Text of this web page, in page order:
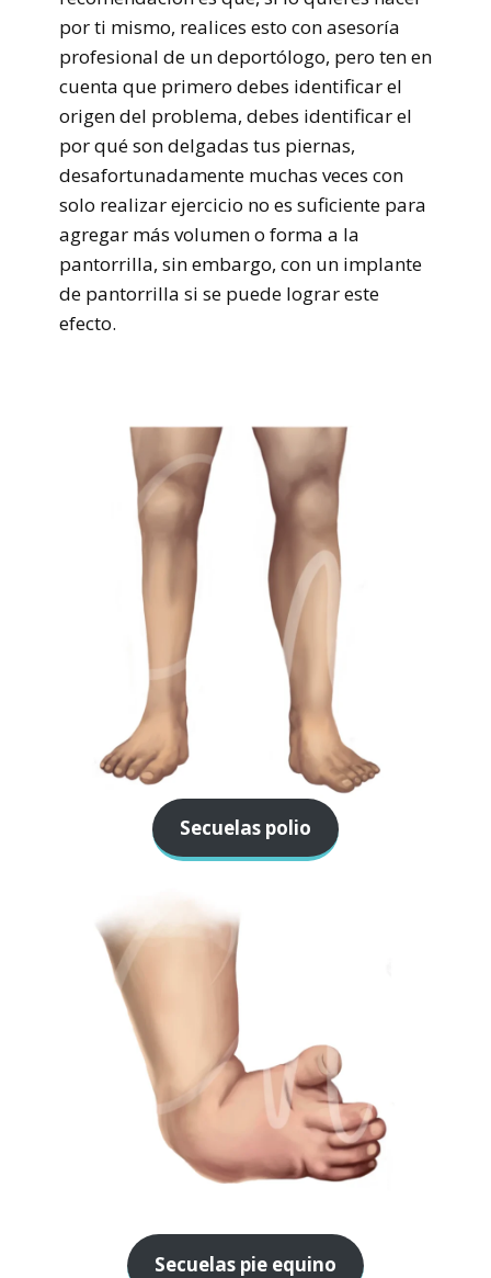
por ti mismo, realices esto con asesoría
profesional de un deportólogo, pero ten en
cuenta que primero debes identificar el
origen del problema, debes identificar el
por qué son delgadas tus piernas,
desafortunadamente muchas veces con
solo realizar ejercicio no es suficiente para
agregar más volumen o forma a la
pantorrilla, sin embargo, con un implante
de pantorrilla si se puede lograr este
efecto.
Secuelas polio
Secuelas pie equino